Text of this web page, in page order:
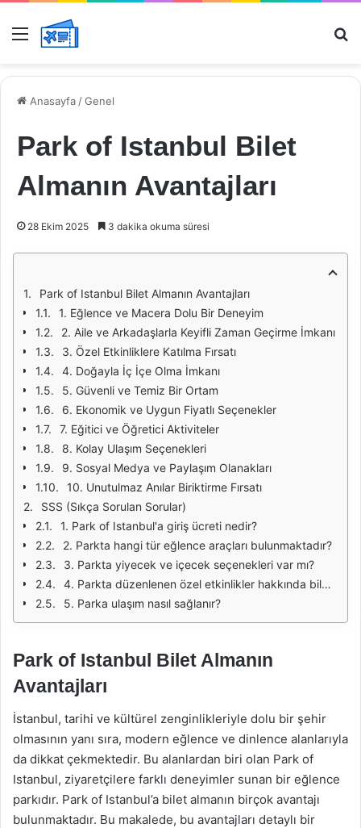
Menü
Anasayfa /Genel
Park of Istanbul Bilet
Almanın Avantajları
28 Ekim 2025 3 dakika okuma süresi
Park of Istanbul Bilet Almanın Avantajları
1. Eğlence ve Macera Dolu Bir Deneyim
2. Aile ve Arkadaşlarla Keyifli Zaman Geçirme İmkanı
3. Özel Etkinliklere Katılma Fırsatı
4. Doğayla İç İçe Olma İmkanı
5. Güvenli ve Temiz Bir Ortam
6. Ekonomik ve Uygun Fiyatlı Seçenekler
7. Eğitici ve Öğretici Aktiviteler
8. Kolay Ulaşım Seçenekleri
9. Sosyal Medya ve Paylaşım Olanakları
10. Unutulmaz Anılar Biriktirme Fırsatı
SSS (Sıkça Sorulan Sorular)
1. Park of Istanbul'a giriş ücreti nedir?
2. Parkta hangi tür eğlence araçları bulunmaktadır?
3. Parkta yiyecek ve içecek seçenekleri var mı?
4. Parkta düzenlenen özel etkinlikler hakkında bilgi alabilir miyim?
5. Parka ulaşım nasıl sağlanır?
Park of Istanbul Bilet Almanın
Avantajları
İstanbul, tarihi ve kültürel zenginlikleriyle dolu bir şehir
olmasının yanı sıra, modern eğlence ve dinlence alanlarıyla
da dikkat çekmektedir. Bu alanlardan biri olan Park of
Istanbul, ziyaretçilere farklı deneyimler sunan bir eğlence
parkıdır. Park of Istanbul’a bilet almanın birçok avantajı
bulunmaktadır. Bu makalede, bu avantajları detaylı bir